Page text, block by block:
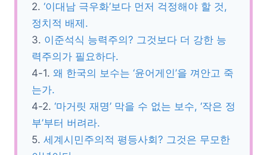
2. ‘이대남 극우화’보다 먼저 걱정해야 할 것,
정치적 배제.
3. 이준석식 능력주의? 그것보다 더 강한 능
력주의가 필요하다.
4-1. 왜 한국의 보수는 ‘윤어게인’을 껴안고 죽
는가.
4-2. ‘마거릿 재명’ 막을 수 없는 보수, ‘작은 정
부’부터 버려라.
5. 세계시민주의적 평등사회? 그것은 무모한